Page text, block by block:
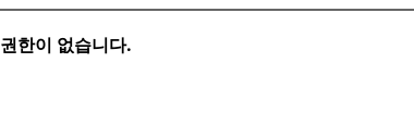
권한이 없습니다.